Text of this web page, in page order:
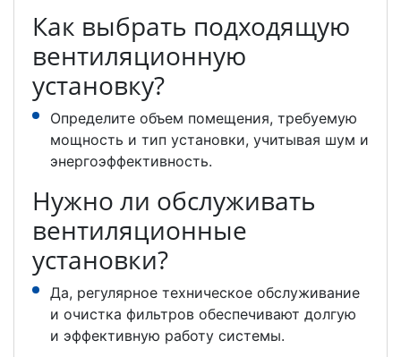
Как выбрать подходящую
вентиляционную
установку?
Определите объем помещения, требуемую
мощность и тип установки, учитывая шум и
энергоэффективность.
Нужно ли обслуживать
вентиляционные
установки?
Да, регулярное техническое обслуживание
и очистка фильтров обеспечивают долгую
и эффективную работу системы.